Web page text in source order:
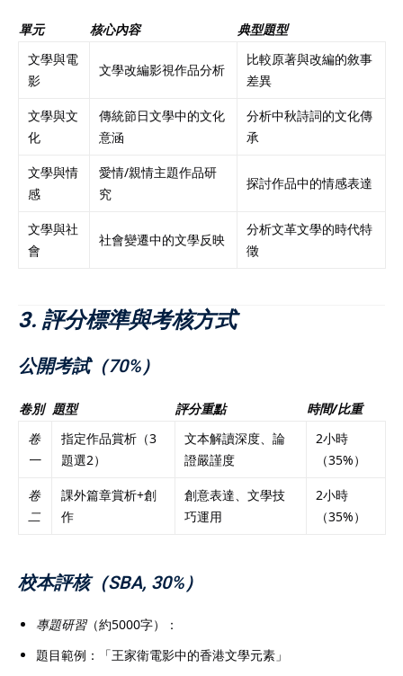
單元 核心內容
典型題型
文學與電
影
文學改編影視作品分析
比較原著與改編的敘事
差異
文學與文
化
傳統節日文學中的文化
意涵
分析中秋詩詞的文化傳
承
文學與情
感
愛情/親情主題作品研
究
探討作品中的情感表達
文學與社
會
社會變遷中的文學反映
分析文革文學的時代特
徵
3. 評分標準與考核方式
公開考試（70%）
卷別 題型 評分重點
時間/比重
卷
一
指定作品賞析（3
題選2）
文本解讀深度、論
證嚴謹度
2小時
（35%）
卷
二
課外篇章賞析+創
作
創意表達、文學技
巧運用
2小時
（35%）
校本評核（SBA, 30%）
專題研習（約5000字）：
題目範例：「王家衛電影中的香港文學元素」